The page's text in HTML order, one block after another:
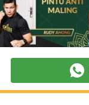
`